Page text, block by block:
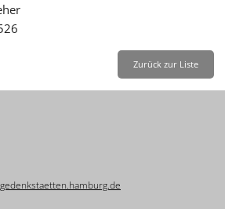
Leichte Sprache
Zurück zur Liste